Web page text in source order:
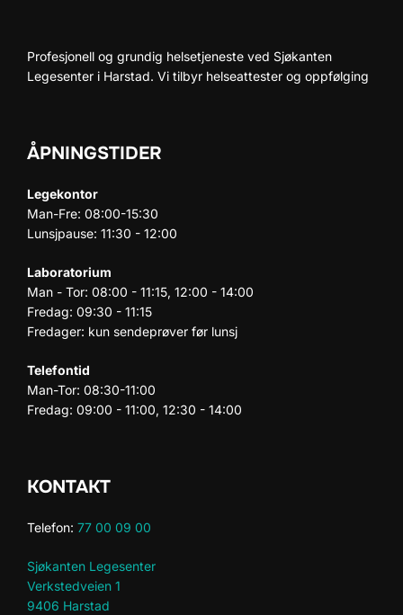
Profesjonell og grundig helsetjeneste ved Sjøkanten
Legesenter i Harstad. Vi tilbyr helseattester og oppfølging
ÅPNINGSTIDER
Legekontor
Man-Fre: 08:00-15:30
Lunsjpause: 11:30 - 12:00
Laboratorium
Man - Tor: 08:00 - 11:15, 12:00 - 14:00
Fredag: 09:30 - 11:15
Fredager: kun sendeprøver før lunsj
Telefontid
Man-Tor: 08:30-11:00
Fredag: 09:00 - 11:00, 12:30 - 14:00
KONTAKT
Telefon: 77 00 09 00
Sjøkanten Legesenter
Verkstedveien 1
9406 Harstad